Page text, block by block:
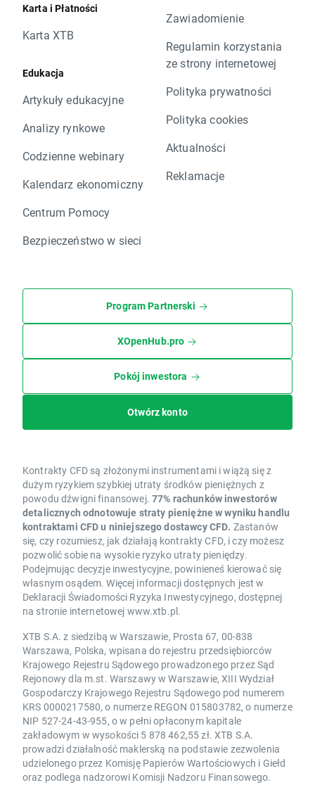
Karta i Płatności
Karta XTB
Edukacja
Artykuły edukacyjne
Analizy rynkowe
Codzienne webinary
Kalendarz ekonomiczny
Centrum Pomocy
Bezpieczeństwo w sieci
Zawiadomienie
Regulamin korzystania
ze strony internetowej
Polityka prywatności
Polityka cookies
Aktualności
Reklamacje
Program Partnerski
XOpenHub.pro
Pokój inwestora
Otwórz konto
Kontrakty CFD są złożonymi instrumentami i wiążą się z
dużym ryzykiem szybkiej utraty środków pieniężnych z
powodu dźwigni finansowej. 77% rachunków inwestorów
detalicznych odnotowuje straty pieniężne w wyniku handlu
kontraktami CFD u niniejszego dostawcy CFD. Zastanów
się, czy rozumiesz, jak działają kontrakty CFD, i czy możesz
pozwolić sobie na wysokie ryzyko utraty pieniędzy.
Podejmując decyzje inwestycyjne, powinieneś kierować się
własnym osądem. Więcej informacji dostępnych jest w
Deklaracji Świadomości Ryzyka Inwestycyjnego, dostępnej
na stronie internetowej www.xtb.pl.
XTB S.A. z siedzibą w Warszawie, Prosta 67, 00-838
Warszawa, Polska, wpisana do rejestru przedsiębiorców
Krajowego Rejestru Sądowego prowadzonego przez Sąd
Rejonowy dla m.st. Warszawy w Warszawie, XIII Wydział
Gospodarczy Krajowego Rejestru Sądowego pod numerem
KRS 0000217580, o numerze REGON 015803782, o numerze
NIP 527-24-43-955, o w pełni opłaconym kapitale
zakładowym w wysokości 5 878 462,55 zł. XTB S.A.
prowadzi działalność maklerską na podstawie zezwolenia
udzielonego przez Komisję Papierów Wartościowych i Giełd
oraz podlega nadzorowi Komisji Nadzoru Finansowego.